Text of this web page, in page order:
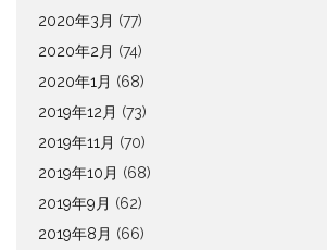
2020年3月 (77)
2020年2月 (74)
2020年1月 (68)
2019年12月 (73)
2019年11月 (70)
2019年10月 (68)
2019年9月 (62)
2019年8月 (66)